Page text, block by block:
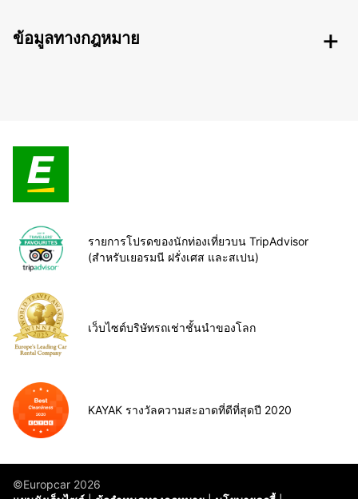
ข้อมูลทางกฎหมาย
รายการโปรดของนักท่องเที่ยวบน TripAdvisor
(สำหรับเยอรมนี ฝรั่งเศส และสเปน)
เว็บไซต์บริษัทรถเช่าชั้นนำของโลก
KAYAK รางวัลความสะอาดที่ดีที่สุดปี 2020
©Europcar 2026